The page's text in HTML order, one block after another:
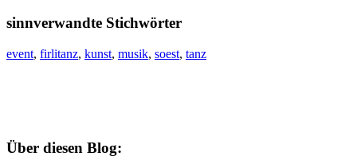
sinnverwandte Stichwörter
event, firlitanz, kunst, musik, soest, tanz
Über diesen Blog: